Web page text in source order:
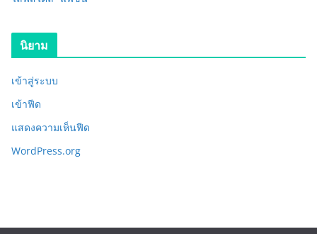
นิยาม
เข้าสู่ระบบ
เข้าฟีด
แสดงความเห็นฟีด
WordPress.org